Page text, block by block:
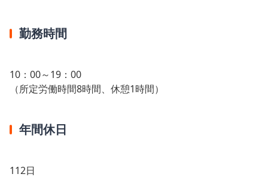
勤務時間
10：00～19：00
（所定労働時間8時間、休憩1時間）
年間休日
112日